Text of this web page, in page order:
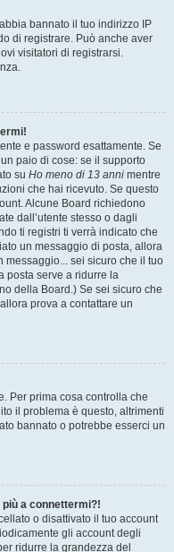
bannato il tuo indirizzo IP
di registrare. Può anche aver
visitatori di registrarsi.
e password esattamente. Se
paio di cose: se il supporto
su Ho meno di 13 anni mentre
che hai ricevuto. Se questo
Alcune Board richiedono
dall’utente stesso o dagli
ti registri ti verrà indicato che
un messaggio di posta, allora
messaggio... sei sicuro che il tuo
posta serve a ridurre la
della Board.) Se sei sicuro che
prova a contattare un
Per prima cosa controlla che
il problema è questo, altrimenti
bannato o potrebbe esserci un
a connettermi?!
o disattivato il tuo account
gli account degli
ridurre la grandezza del